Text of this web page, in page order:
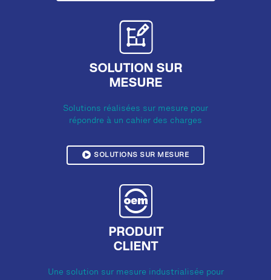
SOLUTION SUR
MESURE
Solutions réalisées sur mesure pour
répondre à un cahier des charges
SOLUTIONS SUR MESURE
PRODUIT
CLIENT
Une solution sur mesure industrialisée pour